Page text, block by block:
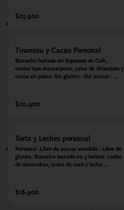
$23.900
Tiramisu y Cacao Personal
Bizcocho bañado en Espresso de Cafe,
crema tipo mascarpone, salsa de chocolate y
cocoa en polvo. Sin gluten - Sin azucar -
$20.900
Torta 3 Leches personal
Personal -Libre de azucar anadida - Libre de
gluten. Bizcocho banado en 3 leches: Leche
de almendras, leche de coco y leche
endulzado con estevia 95%, miel de agave
5%.
$18.900